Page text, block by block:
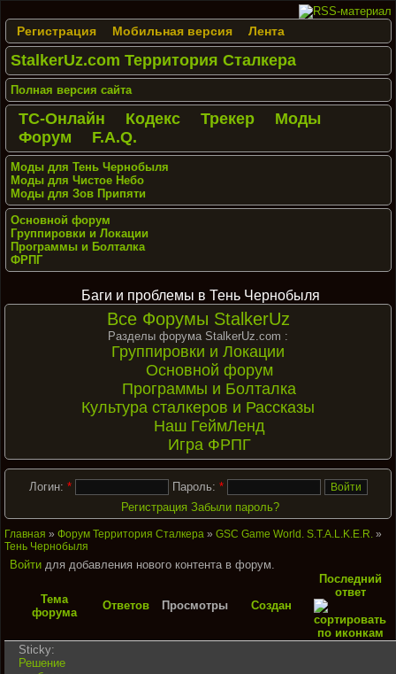
Регистрация Мобильная версия Лента
StalkerUz.com Территория Сталкера
Полная версия сайта
ТС-Онлайн Кодекс Трекер
Моды
Форум
F.A.Q.
Моды для Тень Чернобыля
Моды для Чистое Небо
Моды для Зов Припяти
Основной форум
Группировки и Локации
Программы и Болталка
ФРПГ
Баги и проблемы в Тень Чернобыля
Все Форумы StalkerUz
Разделы форума StalkerUz.com :
Группировки и Локации
Основной форум
Программы и Болталка
Культура сталкеров и Рассказы
Наш ГеймЛенд
Игра ФРПГ
Логин: * Пароль: *
Регистрация Забыли пароль?
Главная » Форум Территория Сталкера » GSC Game World. S.T.A.L.K.E.R. »
Тень Чернобыля
Войти для добавления нового контента в форум.
Тема
форума
Ответов Просмотры Создан
Последний
ответ
Sticky:
Решение